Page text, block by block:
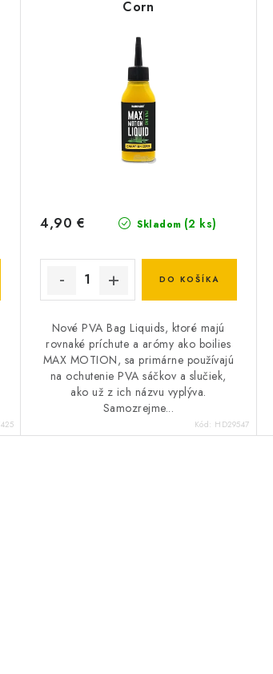
Corn
Skladom (2 ks)
4,90 €
DO KOŠÍKA
Nové PVA Bag Liquids, ktoré majú
rovnaké príchute a arómy ako boilies
MAX MOTION, sa primárne používajú
na ochutenie PVA sáčkov a slučiek,
ako už z ich názvu vyplýva.
Samozrejme...
Kód: HD29547